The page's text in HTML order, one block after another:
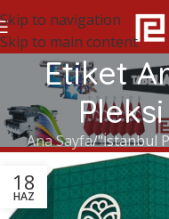
Skip to navigation
Skip to main content
Etiket
Ana Sayfa "İstanbul
18
HAZ